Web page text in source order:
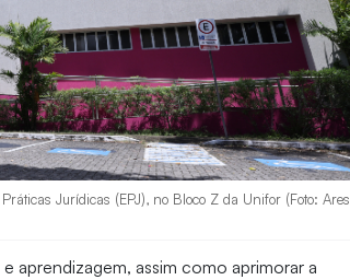
Jurídicas (EPJ), no Bloco Z da Unifor (Foto: Ares
aprendizagem, assim como aprimorar a